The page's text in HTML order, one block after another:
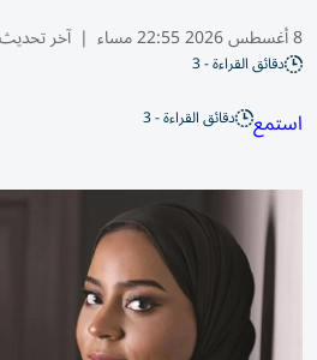
8 أغسطس 2026 22:55 مساء | آخر
دقائق القراءة - 3
استمع دقائق القراءة - 3